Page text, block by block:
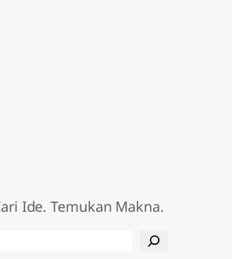
Ide. Temukan Makna.